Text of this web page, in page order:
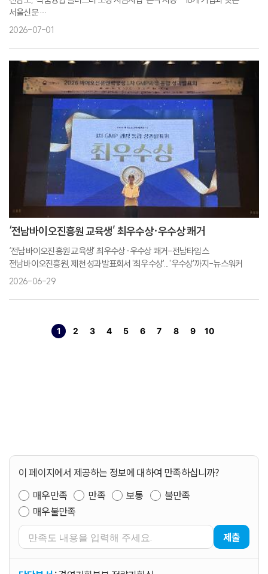
서울신문
전남도, 식품융합 클러스터 조성 시범사업 본격화…16개 식품기업과 업무협약-
전남도, 식품융합 클러스터 시범사업 본격 추진-BBS뉴스
2026-07-01
‘전남바이오진흥원 교육생’ 최우수상·우수상 쾌거
‘전남바이오진흥원 교육생’ 최우수상·우수상 쾌거-전남타임스
전남바이오진흥원, 제천 성과발표회서 '최우수상'... '우수상'까지-뉴스워커
2026-06-29
열린
1
페이지
2
페이지
3
페이지
4
페이지
5
페이지
6
페이지
7
페이지
8
페이지
9
페이지
10
페이지
이 페이지에서 제공하는 정보에 대하여 만족하십니까?
매우만족
만족 보통
불만족
매우불만족
제출